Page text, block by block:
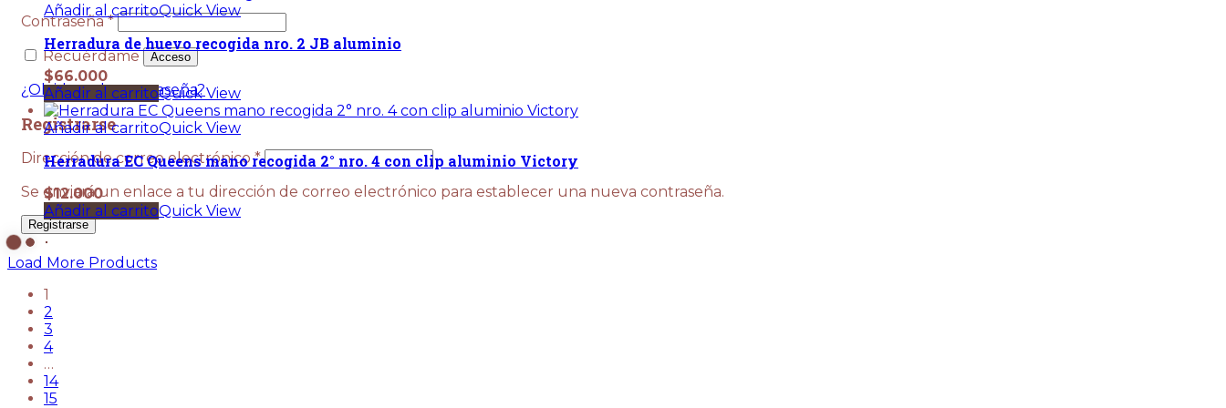
Contraseña*Obligatorio
Recuérdame Acceso
¿Olvidaste la contraseña?
Registrarse
Dirección de correo electrónico*Obligatorio
Se enviará un enlace a tu dirección de correo electrónico para establecer una nueva contraseña.
Registrarse
Añadir al carritoQuick View
Herradura de huevo recogida nro. 2 JB aluminio
$66.000
Añadir al carritoQuick View
Añadir al carritoQuick View
Herradura EC Queens mano recogida 2° nro. 4 con clip aluminio Victory
$12.000
Añadir al carritoQuick View
Load More Products
1
2
3
4
…
14
15